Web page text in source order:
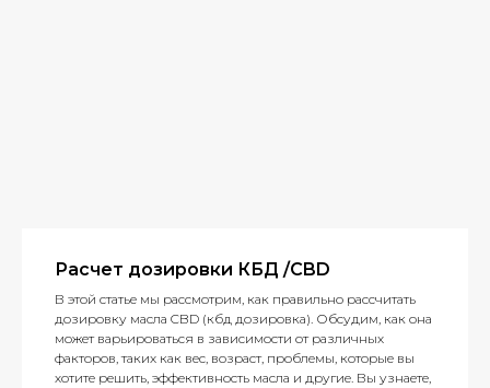
Расчет дозировки КБД /CBD
В этой статье мы рассмотрим, как правильно рассчитать
дозировку масла CBD (кбд дозировка). Обсудим, как она
может варьироваться в зависимости от различных
факторов, таких как вес, возраст, проблемы, которые вы
хотите решить, эффективность масла и другие. Вы узнаете,